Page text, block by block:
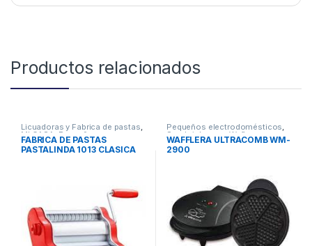
Productos relacionados
Licuadoras y Fabrica de pastas,
MI CASA, Pequeños
electrodomésticos
FABRICA DE PASTAS
PASTALINDA 1013 CLASICA
Pequeños electrodomésticos,
Sandwicheras y Wafleras
WAFFLERA ULTRACOMB WM-
2900